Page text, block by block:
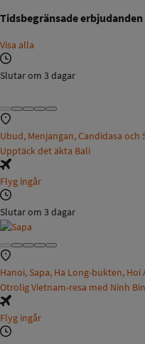
Tidsbegränsade erbjudanden
Visa alla
Slutar om 3 dagar
Ubud, Menjangan, Candidasa och
Upptäck det äkta Bali
Flyg ingår
Slutar om 3 dagar
Hanoi, Sapa, Ha Long-bukten,
Otrolig Vietnam-resa med Ninh
Flyg ingår